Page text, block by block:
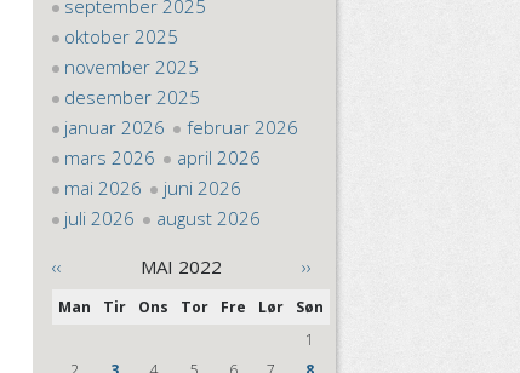
september 2025
oktober 2025
november 2025
desember 2025
januar 2026
februar 2026
mars 2026
april 2026
mai 2026
juni 2026
juli 2026
august 2026
‹‹
››
MAI 2022
Man Tir Ons Tor Fre Lør
Søn
1